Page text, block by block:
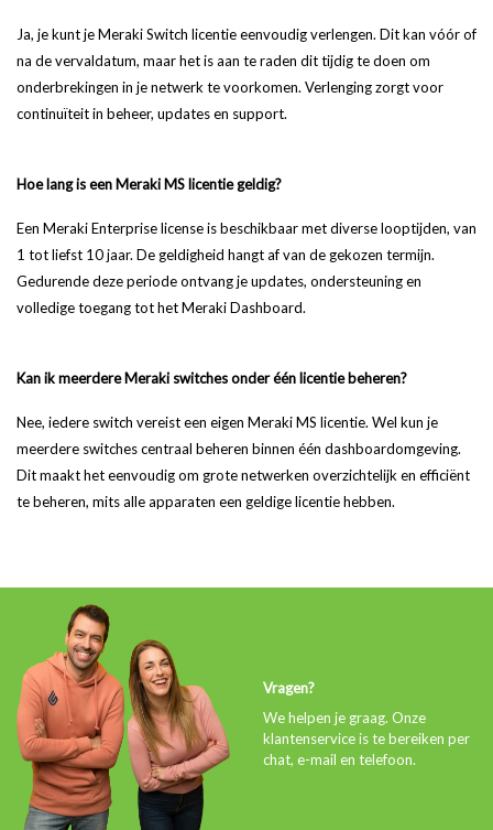
Ja, je kunt je Meraki Switch licentie eenvoudig verlengen. Dit kan vóór of
na de vervaldatum, maar het is aan te raden dit tijdig te doen om
onderbrekingen in je netwerk te voorkomen. Verlenging zorgt voor
continuïteit in beheer, updates en support.
Hoe lang is een Meraki MS licentie geldig?
Een Meraki Enterprise license is beschikbaar met diverse looptijden, van
1 tot liefst 10 jaar. De geldigheid hangt af van de gekozen termijn.
Gedurende deze periode ontvang je updates, ondersteuning en
volledige toegang tot het Meraki Dashboard.
Kan ik meerdere Meraki switches onder één licentie beheren?
Nee, iedere switch vereist een eigen Meraki MS licentie. Wel kun je
meerdere switches centraal beheren binnen één dashboardomgeving.
Dit maakt het eenvoudig om grote netwerken overzichtelijk en efficiënt
te beheren, mits alle apparaten een geldige licentie hebben.
Vragen?
We helpen je graag. Onze
klantenservice is te bereiken per
chat, e-mail en telefoon.